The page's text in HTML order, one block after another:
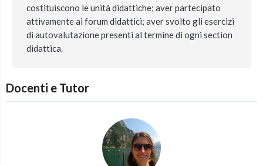
costituiscono le unità didattiche; aver partecipato
attivamente ai forum didattici; aver svolto gli esercizi
di autovalutazione presenti al termine di ogni section
didattica.
Docenti e Tutor